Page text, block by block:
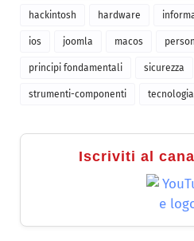
hackintosh hardware
ios joomla macos
principi fondamentali sicurezza
strumenti-componenti tecnologia
Iscriviti al